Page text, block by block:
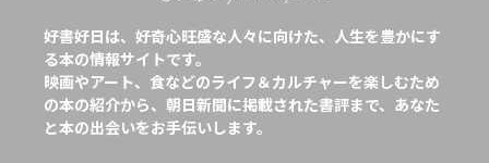
好書好日は、好奇心旺盛な人々に向けた、人生を豊かにす
る本の情報サイトです。
映画やアート、食などのライフ＆カルチャーを楽しむため
の本の紹介から、朝日新聞に掲載された書評まで、あなた
と本の出会いをお手伝いします。